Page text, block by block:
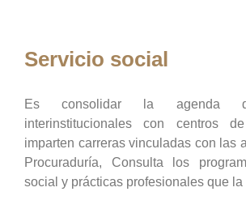
Servicio social
Es consolidar la agenda
interinstitucionales con centros
imparten carreras vinculadas con las
Procuraduría, Consulta los
social y prácticas profesionales que la